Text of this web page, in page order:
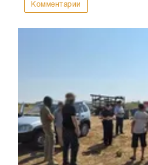
Комментарии